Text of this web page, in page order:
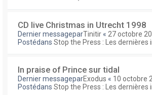
CD live Christmas in Utrecht 1998
Dernier messageparTinitir « 27 octobre
Postédans Stop the Press : Les dernières
In praise of Prince sur tidal
Dernier messageparExodus « 10 octobre
Postédans Stop the Press : Les dernières